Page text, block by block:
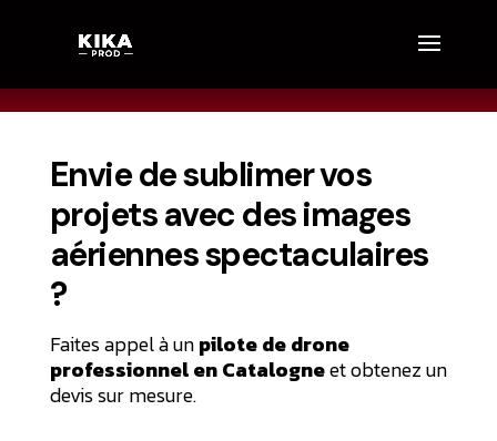
Envie de sublimer vos
projets avec des images
aériennes spectaculaires
?
Faites appel à unpilote de drone
professionnel en Catalogneet obtenez un
devis sur mesure.